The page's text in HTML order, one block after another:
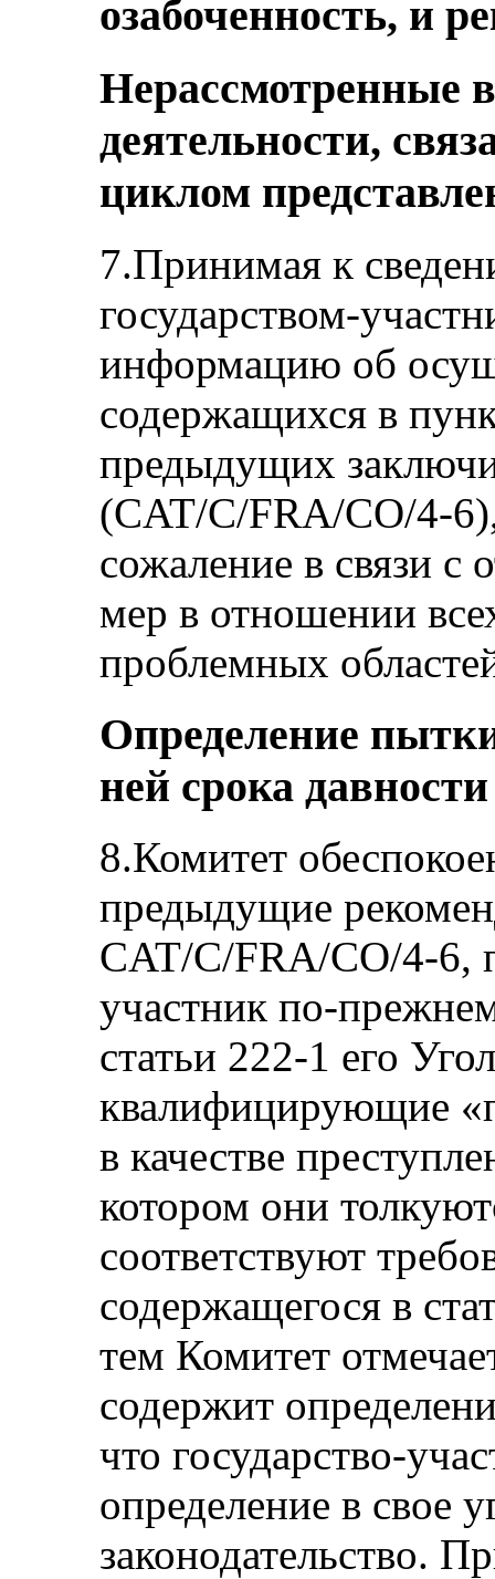
озабоченность, и
Нерассмотренные
деятельности,
циклом
7.Принимая к
государством-
информацию об
содержащихся в
предыдущих
(CAT/C/FRA/CO/4-
сожаление в связи с
мер в отношении
проблемных
Определение
ней срока давности
8.Комитет
предыдущие
CAT/C/FRA/CO/4-6,
участник по-
статьи 222-1 его
квалифицирующие
в качестве
котором они
соответствуют
содержащегося в
тем Комитет
содержит
что государство-
определение в свое
законодательство.